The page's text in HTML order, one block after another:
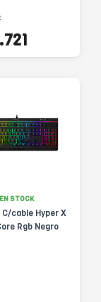
EN STOCK
cable Hyper X
Rgb Negro